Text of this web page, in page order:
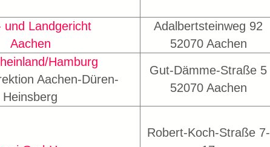
und Landgericht
Aachen
Adalbertsteinweg 92
52070 Aachen
Hamburg
Aachen-Düren-
Heinsberg
Gut-Dämme-Straße 5
52070 Aachen
Robert-Koch-Straße 7-